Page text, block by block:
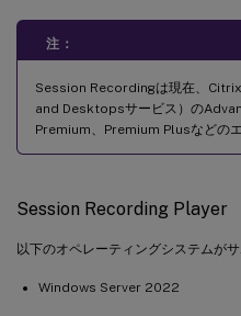
注：
Session Recordingは現在、
and Desktopsサービス）の
Premium、Premium Plusなどの
Session Recording Player
以下のオペレーティングシステムが
Windows Server 2022